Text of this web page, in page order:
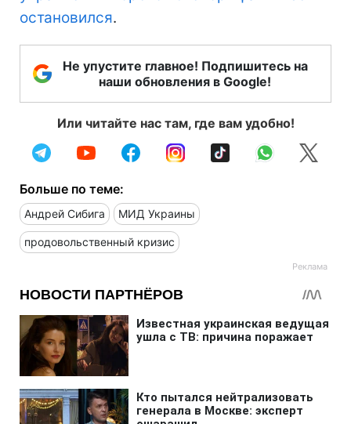
остановился.
Не упустите главное! Подпишитесь на
наши обновления в Google!
Или читайте нас там, где вам удобно!
Больше по теме:
Андрей Сибига МИД Украины
продовольственный кризис